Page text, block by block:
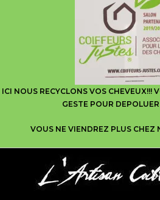
ICI NOUS RECYCLONS VOS CHEVEUX!!!
GESTE POUR
VOUS NE VIENDREZ PLUS CHEZ